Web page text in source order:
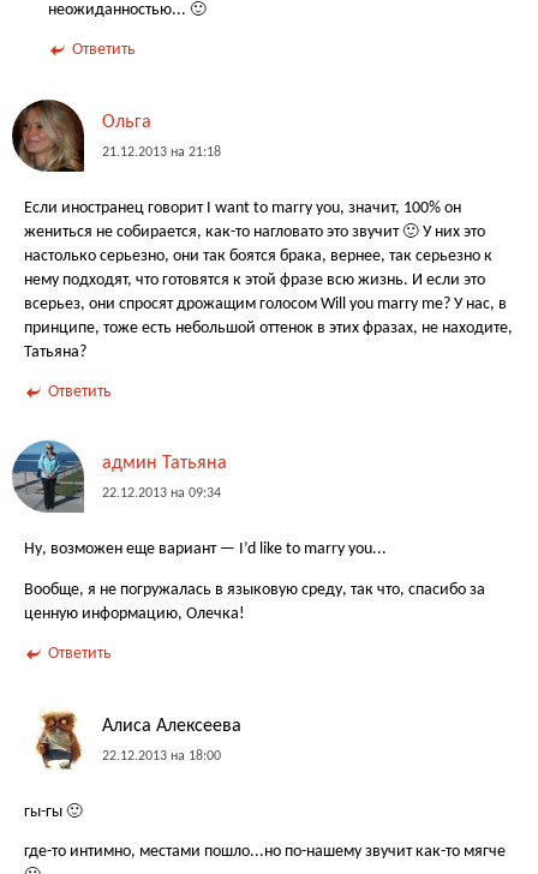
неожиданностью... 🙂
Ответить
Ольга
21.12.2013 на 21:18
Если иностранец говорит I want to marry you, значит, 100% он
жениться не собирается, как-то нагловато это звучит 🙂 У них это
настолько серьезно, они так боятся брака, вернее, так серьезно к
нему подходят, что готовятся к этой фразе всю жизнь. И если это
всерьез, они спросят дрожащим голосом Will you marry me? У нас, в
принципе, тоже есть небольшой оттенок в этих фразах, не находите,
Татьяна?
Ответить
админ Татьяна
22.12.2013 на 09:34
Ну, возможен еще вариант — I’d like to marry you...
Вообще, я не погружалась в языковую среду, так что, спасибо за
ценную информацию, Олечка!
Ответить
Алиса Алексеева
22.12.2013 на 18:00
гы-гы 🙂
где-то интимно, местами пошло...но по-нашему звучит как-то мягче